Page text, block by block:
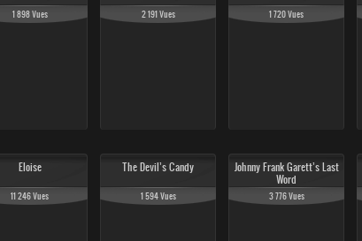
1 898 Vues 2 191 Vues 1 720 Vues
Eloise
11 246 Vues
The Devil’s Candy
1 594 Vues
Johnny Frank Garett’s Last
Word
3 776 Vues